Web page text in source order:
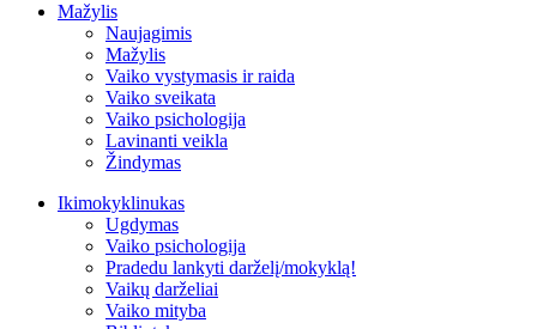
Mažylis
Naujagimis
Mažylis
Vaiko vystymasis ir raida
Vaiko sveikata
Vaiko psichologija
Lavinanti veikla
Žindymas
Ikimokyklinukas
Ugdymas
Vaiko psichologija
Pradedu lankyti darželį/mokyklą!
Vaikų darželiai
Vaiko mityba